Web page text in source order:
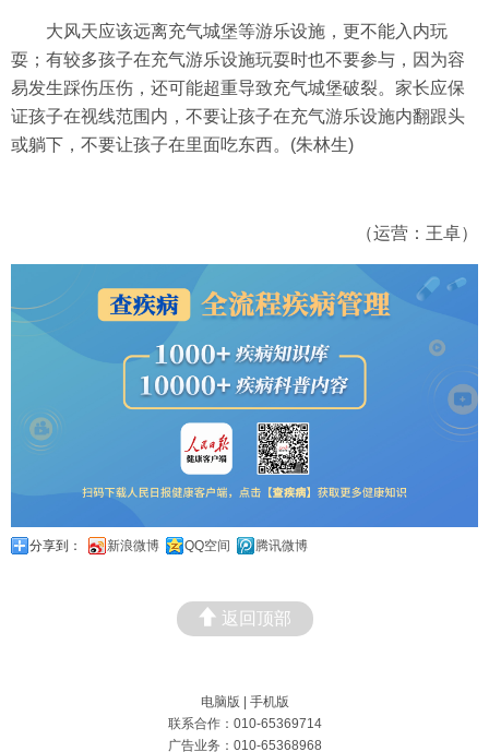
大风天应该远离充气城堡等游乐设施，更不能入内玩
耍；有较多孩子在充气游乐设施玩耍时也不要参与，因为容
易发生踩伤压伤，还可能超重导致充气城堡破裂。家长应保
证孩子在视线范围内，不要让孩子在充气游乐设施内翻跟头
或躺下，不要让孩子在里面吃东西。(朱林生)
（运营：王卓）
分享到： 新浪微博 QQ空间 腾讯微博
返回顶部
电脑版 | 手机版
联系合作：010-65369714
广告业务：010-65368968